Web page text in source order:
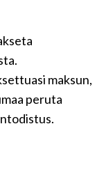
maksun,
peruta